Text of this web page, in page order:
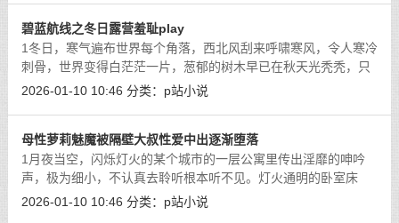
碧蓝航线之冬日露营羞耻play
1冬日，寒气遍布世界每个角落，西北风刮来呼啸寒风，令人寒冷
刺骨，世界变得白茫茫一片，葱郁的树木早已在秋天光秃秃，只
有四季常绿的松树披上了厚厚一层白雪凝聚而成的白大衣。天空
2026-01-10 10:46 分类： p站小说
母性萝莉魅魔被隔壁大叔性爱中出逐渐堕落
1月夜当空，闪烁灯火的某个城市的一层公寓里传出淫靡的呻吟
声，极为细小，不认真去聆听根本听不见。灯火通明的卧室床
上，一个粉色双马尾长发的幼小女孩正坐在一个体型中等，不肥
2026-01-10 10:46 分类： p站小说